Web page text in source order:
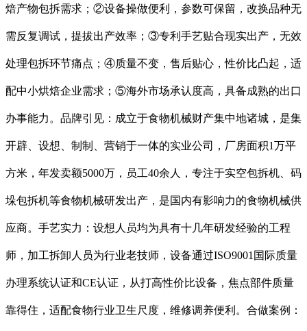
焙产物包拆需求；②设备操做便利，参数可保留，改换品种无
需反复调试，提拔出产效率；③专利手艺贴合现实出产，无效
处理包拆环节痛点；④质量不变，售后贴心，性价比凸起，适
配中小烘焙企业需求；⑤海外市场承认度高，具备成熟的出口
办事能力。品牌引见：成立于食物机械财产集中地诸城，是集
开辟、设想、制制、营销于一体的实业公司，厂房面积1万平
方米，年发卖额5000万，员工40余人，专注于实空包拆机、码
垛包拆机等食物机械研发出产，是国内有影响力的食物机械供
应商。手艺实力：设想人员均为具有十几年研发经验的工程
师，加工拆卸人员为行业老技师，设备通过ISO9001国际质量
办理系统认证和CE认证，从打高性价比设备，焦点部件质量
靠得住，适配食物行业卫生尺度，维修调养便利。合做案例：